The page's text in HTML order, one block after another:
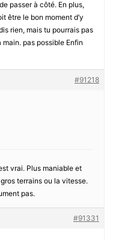
passer à côté. En plus,
être le bon moment d’y
rien, mais tu pourrais pas
pas possible Enfin
#91218
vrai. Plus maniable et
terrains ou la vitesse.
pas.
#91331